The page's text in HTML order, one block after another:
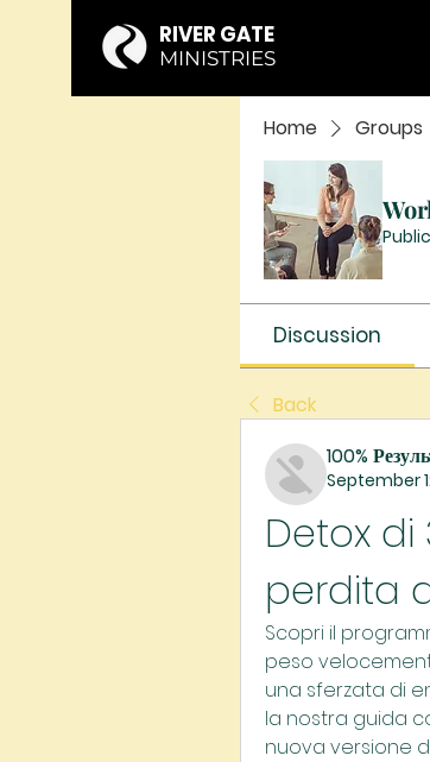
RIVER GATE
MINISTRIES
Home Groups
Public
Discussion
Back
100%
September
Detox
perdita
Scopri il
peso
una sferzata di
la nostra guida
nuova versione